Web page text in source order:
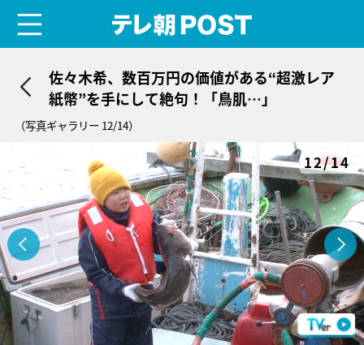
佐々木希、数百万円の価値がある“超激レア
紙幣”を手にして絶句！「鳥肌…」
（写真ギャラリー 12/14）
12/14